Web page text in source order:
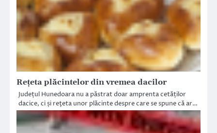
Reţeta plăcintelor din vremea dacilor
Județul Hunedoara nu a păstrat doar amprenta cetăților
dacice, ci și reţeta unor plăcinte despre care se spune că ar…